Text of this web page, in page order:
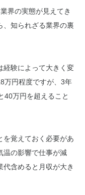
界の実態が見えてき
、知られざる業界の裏
経験によって大きく変
万円程度ですが、3年
40万円を超えること
を覚えておく必要があ
温の影響で仕事が減
含めると月収が大き